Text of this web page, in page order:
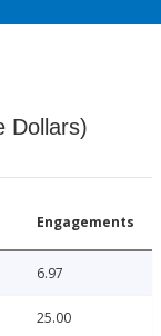
Dollars)
Engagements
6.97
25.00